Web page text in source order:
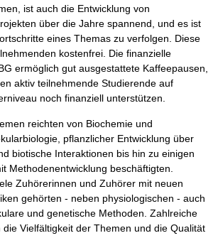
ist auch die Entwicklung von
über die Jahre spannend, und es ist
eines Themas zu verfolgen. Diese
kostenfrei. Die finanzielle
ermöglich gut ausgestattete Kaffeepausen,
aktiv teilnehmende Studierende auf
noch finanziell unterstützen.
reichten von Biochemie und
pflanzlicher Entwicklung über
biotische Interaktionen bis hin zu einigen
Methodenentwicklung beschäftigten.
Zuhörerinnen und Zuhörer mit neuen
gehörten - neben physiologischen - auch
und genetische Methoden. Zahlreiche
die Vielfältigkeit der Themen und die Qualität